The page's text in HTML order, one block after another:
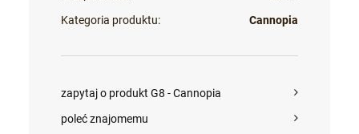
Kategoria produktu:
Cannopia
zapytaj o produkt G8 - Cannopia
poleć znajomemu